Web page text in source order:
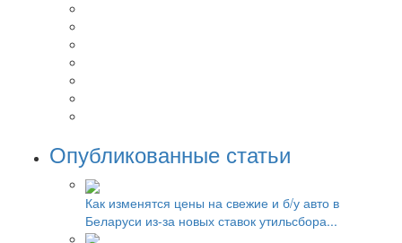
Опубликованные статьи
Как изменятся цены на свежие и б/у авто в
Беларуси из-за новых ставок утильсбора...